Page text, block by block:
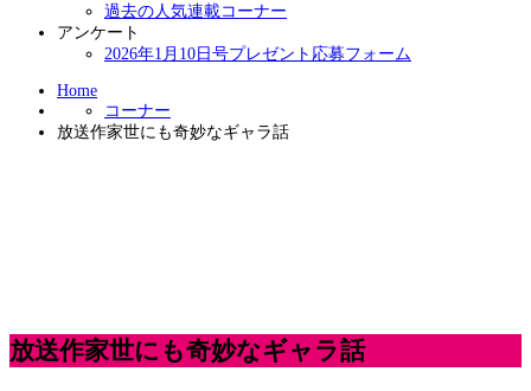
過去の人気連載コーナー
アンケート
2026年1月10日号プレゼント応募フォーム
Home
コーナー
放送作家世にも奇妙なギャラ話
放送作家世にも奇妙なギャラ話